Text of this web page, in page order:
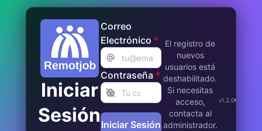
Iniciar
Sesión
Correo
Electrónico *
Contraseña *
Iniciar Sesión
El registro de
nuevos
usuarios está
deshabilitado.
Si necesitas
acceso,
contacta al
administrador.
v1.2.0